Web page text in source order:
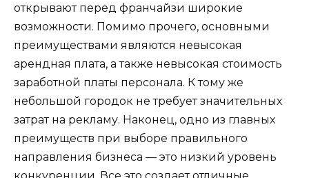
открывают перед франчайзи широкие
возможности. Помимо прочего, основными
преимуществами являются невысокая
арендная плата, а также невысокая стоимость
заработной платы персонала. К тому же
небольшой городок не требует значительных
затрат на рекламу. Наконец, одно из главных
преимуществ при выборе правильного
направления бизнеса — это низкий уровень